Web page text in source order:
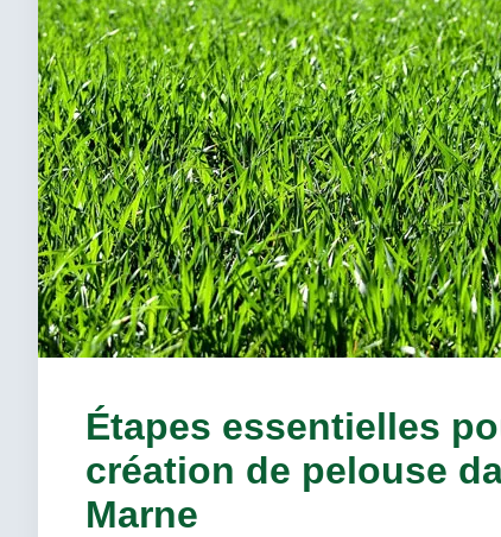
Étapes essentielles
création de pelouse
Marne